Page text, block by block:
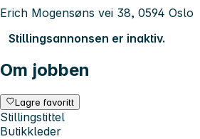
Erich Mogensøns vei 38, 0594 Oslo
Stillingsannonsen er inaktiv.
Om jobben
Lagre favoritt
Stillingstittel
Butikkleder